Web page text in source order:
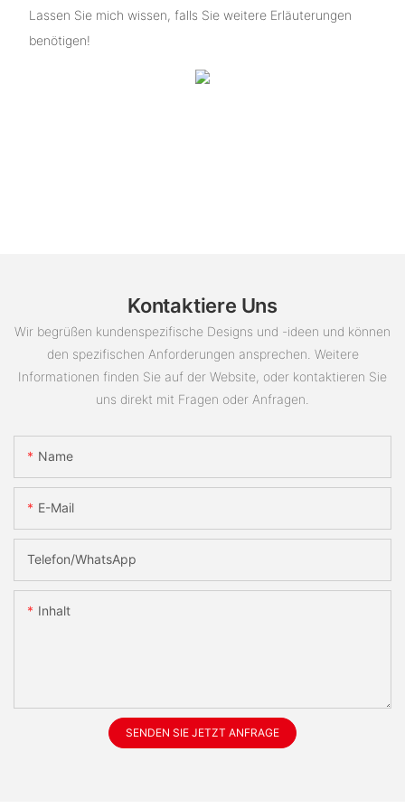
Lassen Sie mich wissen, falls Sie weitere Erläuterungen
benötigen!
Kontaktiere Uns
Wir begrüßen kundenspezifische Designs und -ideen und können
den spezifischen Anforderungen ansprechen. Weitere
Informationen finden Sie auf der Website, oder kontaktieren Sie
uns direkt mit Fragen oder Anfragen.
Name
E-Mail
Telefon/WhatsApp
Inhalt
SENDEN SIE JETZT ANFRAGE